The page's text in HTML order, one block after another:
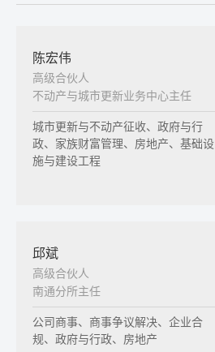
陈宏伟
高级合伙人
不动产与城市更新业务中心主任
城市更新与不动产征收、政府与行
政、家族财富管理、房地产、基础设
施与建设工程
邱斌
高级合伙人
南通分所主任
公司商事、商事争议解决、企业合
规、政府与行政、房地产